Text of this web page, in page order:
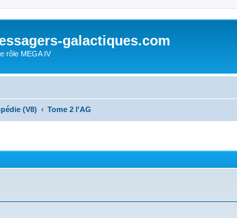
galactiques.com
rôle MEGA IV
(V8) Tome 2 l'AG